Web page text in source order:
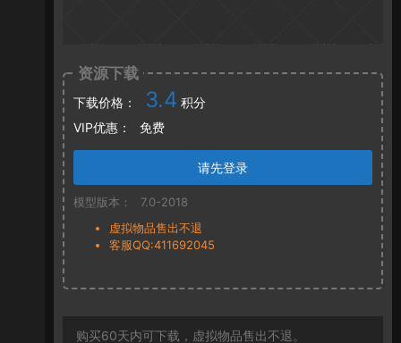
资源下载
下载价格： 3.4 积分
VIP优惠：
免费
请先登录
模型版本：
7.0-2018
虚拟物品售出不退
客服QQ:411692045
购买60天内可下载，虚拟物品售出不退。